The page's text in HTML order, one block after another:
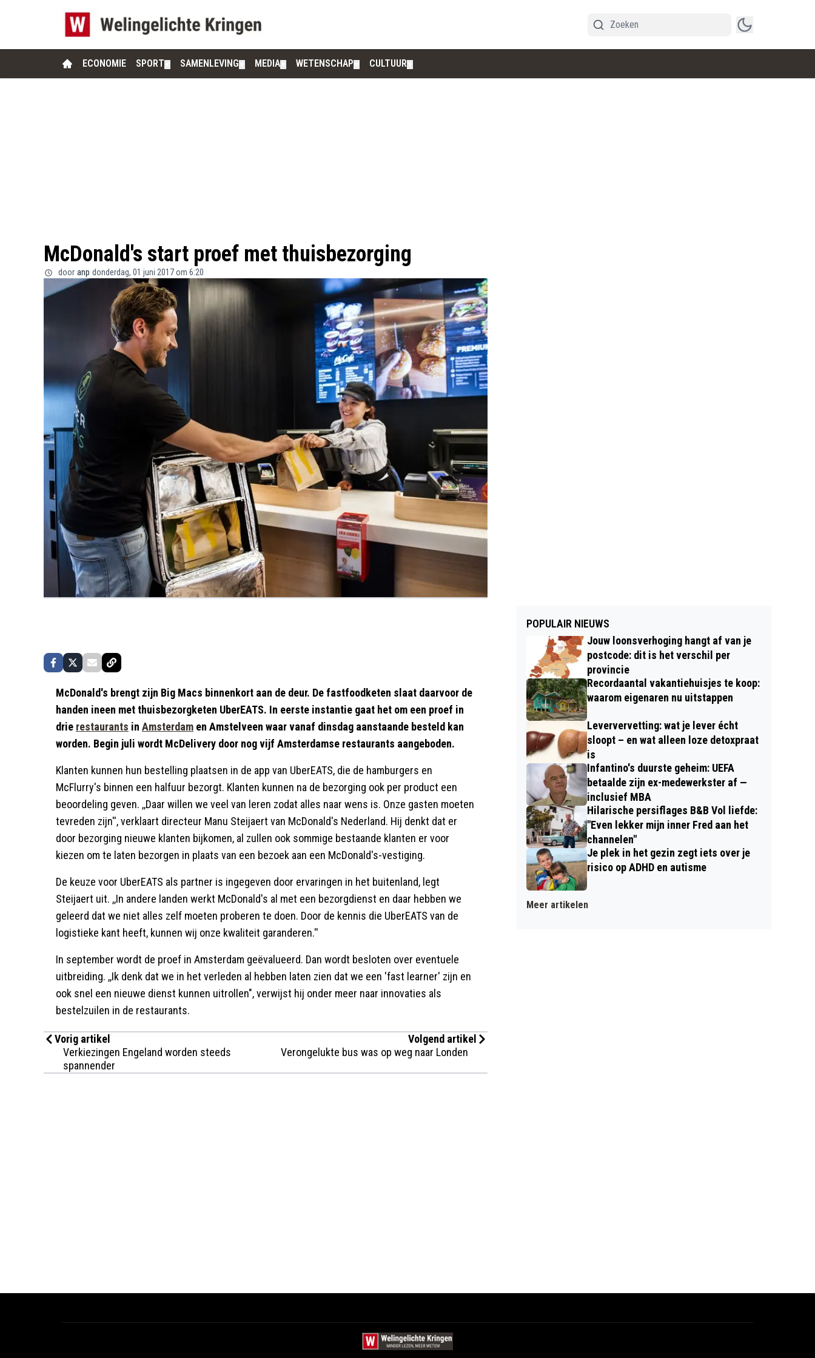
ECONOMIE SPORT SAMENLEVING MEDIA WETENSCHAP CULTUUR
McDonald's start proef met thuisbezorging
door anp donderdag, 01 juni 2017 om 6:20
McDonald's brengt zijn Big Macs binnenkort aan de deur. De fastfoodketen slaat daarvoor de
handen ineen met thuisbezorgketen UberEATS. In eerste instantie gaat het om een proef in
drie restaurants in Amsterdam en Amstelveen waar vanaf dinsdag aanstaande besteld kan
worden. Begin juli wordt McDelivery door nog vijf Amsterdamse restaurants aangeboden.
Klanten kunnen hun bestelling plaatsen in de app van UberEATS, die de hamburgers en
McFlurry's binnen een halfuur bezorgt. Klanten kunnen na de bezorging ook per product een
beoordeling geven. ,,Daar willen we veel van leren zodat alles naar wens is. Onze gasten moeten
tevreden zijn'', verklaart directeur Manu Steijaert van McDonald's Nederland. Hij denkt dat er
door bezorging nieuwe klanten bijkomen, al zullen ook sommige bestaande klanten er voor
kiezen om te laten bezorgen in plaats van een bezoek aan een McDonald's-vestiging.
De keuze voor UberEATS als partner is ingegeven door ervaringen in het buitenland, legt
Steijaert uit. ,,In andere landen werkt McDonald's al met een bezorgdienst en daar hebben we
geleerd dat we niet alles zelf moeten proberen te doen. Door de kennis die UberEATS van de
logistieke kant heeft, kunnen wij onze kwaliteit garanderen.''
In september wordt de proef in Amsterdam geëvalueerd. Dan wordt besloten over eventuele
uitbreiding. ,,Ik denk dat we in het verleden al hebben laten zien dat we een 'fast learner' zijn en
ook snel een nieuwe dienst kunnen uitrollen", verwijst hij onder meer naar innovaties als
bestelzuilen in de restaurants.
Vorig artikel
Verkiezingen Engeland worden steeds
spannender
Volgend artikel
Verongelukte bus was op weg naar Londen
POPULAIR NIEUWS
Jouw loonsverhoging hangt af van je
postcode: dit is het verschil per
provincie
Recordaantal vakantiehuisjes te koop:
waarom eigenaren nu uitstappen
Leververvetting: wat je lever écht
sloopt – en wat alleen loze detoxpraat
is
Infantino's duurste geheim: UEFA
betaalde zijn ex-medewerkster af —
inclusief MBA
Hilarische persiflages B&B Vol liefde:
"Even lekker mijn inner Fred aan het
channelen"
Je plek in het gezin zegt iets over je
risico op ADHD en autisme
Meer artikelen